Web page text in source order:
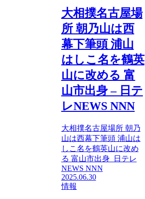
大相撲名古屋場
所 朝乃山は西
幕下筆頭 浦山
はしこ名を鶴英
山に改める 富
山市出身 – 日テ
レNEWS NNN
大相撲名古屋場所 朝乃
山は西幕下筆頭 浦山は
しこ名を鶴英山に改め
る 富山市出身 日テレ
NEWS NNN
2025.06.30
情報